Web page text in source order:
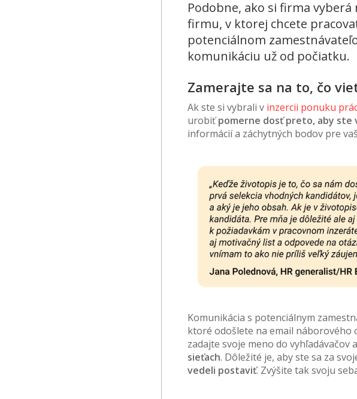
Podobne, ako si firma
firmu, v ktorej chcete
potenciálnom
komunikáciu už od počiatku.
Zamerajte sa na to, čo
Ak ste si vybrali v inzercii ponuku
urobiťpomerne dosť preto, aby ste
informácií a záchytných bodov pre
Komunikácia s potenciálnym
ktoré odošlete na email náborového
zadajte svoje meno do vyhľadávačov a
sieťach. Dôležité je, aby ste sa za
vedeli postaviť. Zvýšite tak svoju